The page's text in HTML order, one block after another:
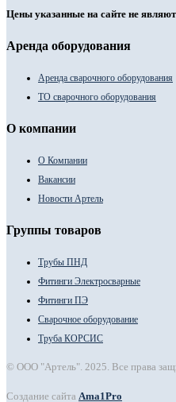
Цены указанные на сайте не
Аренда оборудования
Аренда сварочного оборудования
ТО сварочного оборудования
О компании
О Компании
Вакансии
Новости Артель
Группы товаров
Трубы ПНД
Фитинги Электросварные
Фитинги ПЭ
Сварочное оборудование
Труба КОРСИС
© ООО "Артель". 2025. Все права
Создание сайта Ama1Pro